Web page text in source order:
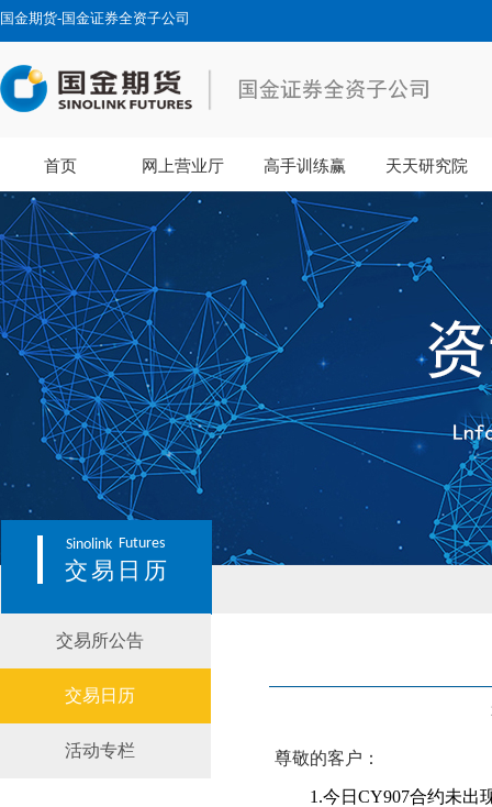
国金期货-国金证券全资子公司
首页 网上营业厅 高手训练赢 天天研究院
Sinolink Futures
交易日历
交易所公告
交易日历
活动专栏 尊敬的客户：
1.今日 CY907合约未出